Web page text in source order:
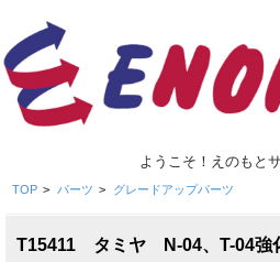
ようこそ！えのもと
TOP > パーツ > グレードアップパーツ
T15411 タミヤ N-04、T-04強